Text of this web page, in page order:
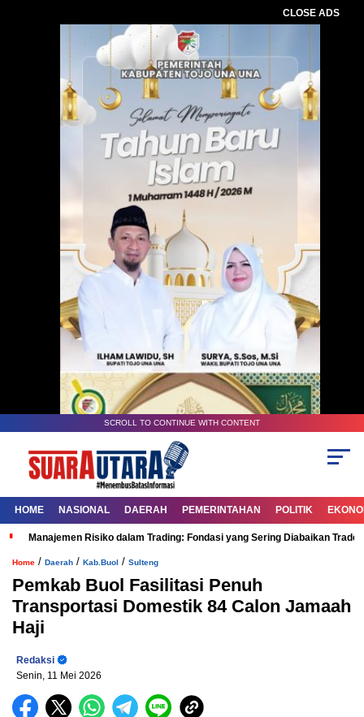
CLOSE ADS
SCROLL TO CONTINUE WITH CONTENT
HOME NASIONAL DAERAH PEMERINTAHAN POLITIK
Manajemen Risiko dalam Trading: Fondasi yang Sering Diabaikan
Home / Daerah / Kab.Buol / Sulteng
Pemkab Buol Fasilitasi Penuh
Transportasi Domestik 84 Calon Jamaah
Haji
Redaksi
Senin, 11 Mei 2026